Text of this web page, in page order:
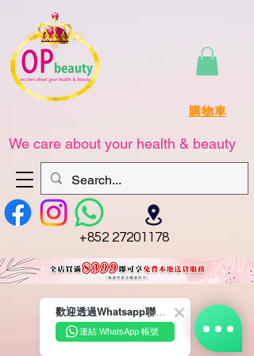
+852 27201178
購物車
We care about your health & beauty
歡迎透過Whatsapp聯絡我們☺️~
連結 WhatsApp 帳號